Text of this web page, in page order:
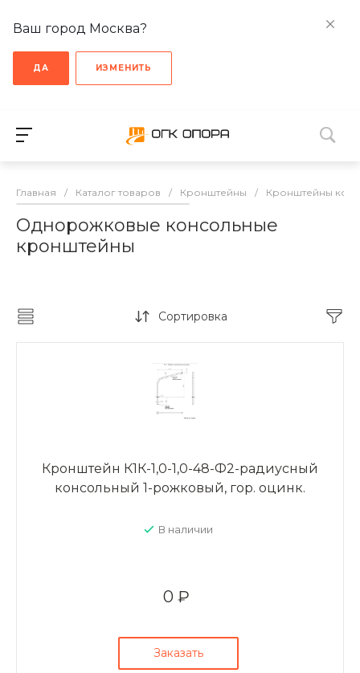
Ваш город Москва?
ДА ИЗМЕНИТЬ
Главная / Каталог товаров / Кронштейны / Кронштейны
Однорожковые консольные
кронштейны
Сортировка
Кронштейн К1К-1,0-1,0-48-Ф2-радиусный
консольный 1-рожковый, гор. оцинк.
В наличии
0 ₽
Заказать